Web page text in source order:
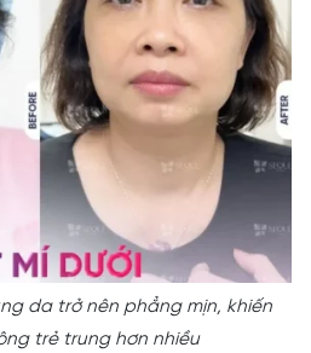
da trở nên phẳng mịn, khiến
trẻ trung hơn nhiều